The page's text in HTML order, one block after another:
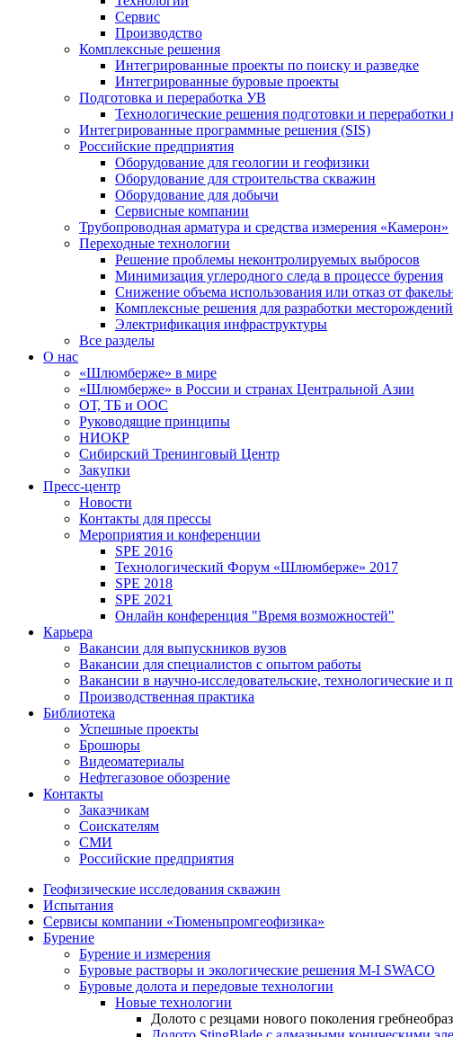
Сервис
Производство
Комплексные решения
Интегрированные проекты по поиску и разведке
Интегрированные буровые проекты
Подготовка и переработка УВ
Технологические решения подготовки и переработки
Интегрированные программные решения (SIS)
Российские предприятия
Оборудование для геологии и геофизики
Оборудование для строительства скважин
Оборудование для добычи
Сервисные компании
Трубопроводная арматура и средства измерения «Камерон»
Переходные технологии
Решение проблемы неконтролируемых выбросов
Минимизация углеродного следа в процессе бурения
Снижение объема использования или отказ от
Комплексные решения для разработки месторождений
Электрификация инфраструктуры
Все разделы
О нас
«Шлюмберже» в мире
«Шлюмберже» в России и странах Центральной Азии
ОТ, ТБ и ООС
Руководящие принципы
НИОКР
Сибирский Тренинговый Центр
Закупки
Пресс-центр
Новости
Контакты для прессы
Мероприятия и конференции
SPE 2016
Технологический Форум «Шлюмберже» 2017
SPE 2018
SPE 2021
Онлайн конференция "Время возможностей"
Карьера
Вакансии для выпускников вузов
Вакансии для специалистов с опытом работы
Вакансии в научно-исследовательские, технологические и
Производственная практика
Библиотека
Успешные проекты
Брошюры
Видеоматериалы
Нефтегазовое обозрение
Контакты
Заказчикам
Соискателям
СМИ
Российские предприятия
Геофизические исследования скважин
Испытания
Сервисы компании «Тюменьпромгеофизика»
Бурение
Бурение и измерения
Буровые растворы и экологические решения M-I SWACO
Буровые долота и передовые технологии
Новые технологии
Долото с резцами нового поколения